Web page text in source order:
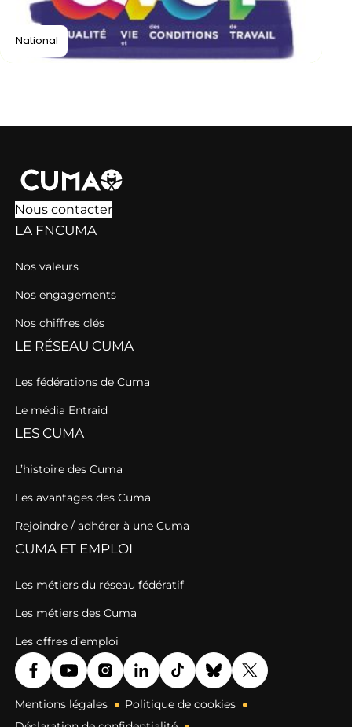
National
Nous contacter
LA FNCUMA
Nos valeurs
Nos engagements
Nos chiffres clés
LE RÉSEAU CUMA
Les fédérations de Cuma
Le média Entraid
LES CUMA
L’histoire des Cuma
Les avantages des Cuma
Rejoindre / adhérer à une Cuma
CUMA ET EMPLOI
Les métiers du réseau fédératif
Les métiers des Cuma
Les offres d’emploi
Mentions légales
Politique de cookies